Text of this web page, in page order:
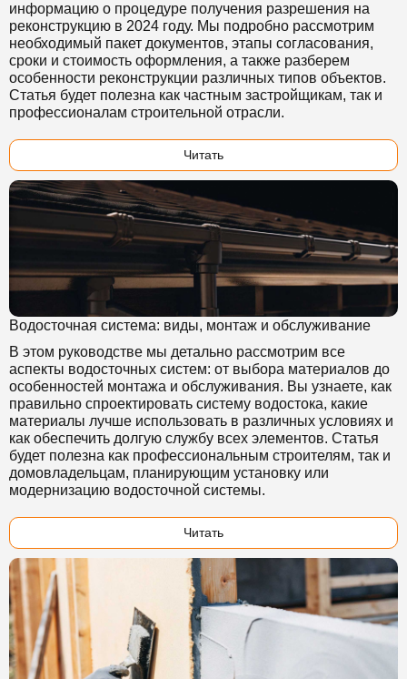
информацию о процедуре получения разрешения на
реконструкцию в 2024 году. Мы подробно рассмотрим
необходимый пакет документов, этапы согласования,
сроки и стоимость оформления, а также разберем
особенности реконструкции различных типов объектов.
Статья будет полезна как частным застройщикам, так и
профессионалам строительной отрасли.
Читать
Водосточная система: виды, монтаж и обслуживание
В этом руководстве мы детально рассмотрим все
аспекты водосточных систем: от выбора материалов до
особенностей монтажа и обслуживания. Вы узнаете, как
правильно спроектировать систему водостока, какие
материалы лучше использовать в различных условиях и
как обеспечить долгую службу всех элементов. Статья
будет полезна как профессиональным строителям, так и
домовладельцам, планирующим установку или
модернизацию водосточной системы.
Читать